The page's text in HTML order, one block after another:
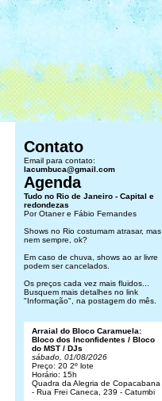
Contato
Email para contato:
lacumbuca@gmail.com
Agenda
Tudo no Rio de Janeiro - Capital e
redondezas
Por Otaner e Fábio Fernandes
Shows no Rio costumam atrasar, mas
nem sempre, ok?
Em caso de chuva, shows ao ar livre
podem ser cancelados.
Os preços cada vez mais fluidos...
Busquem mais detalhes no link
"Informação", na postagem do mês.
Arraial do Bloco Caramuela:
Bloco dos Inconfidentes / Bloco
do MST / DJs
sábado, 01/08/2026
Preço: 20 2º lote
Horário: 15h
Quadra da Alegria de Copacabana
- Rua Frei Caneca, 239 - Catumbi